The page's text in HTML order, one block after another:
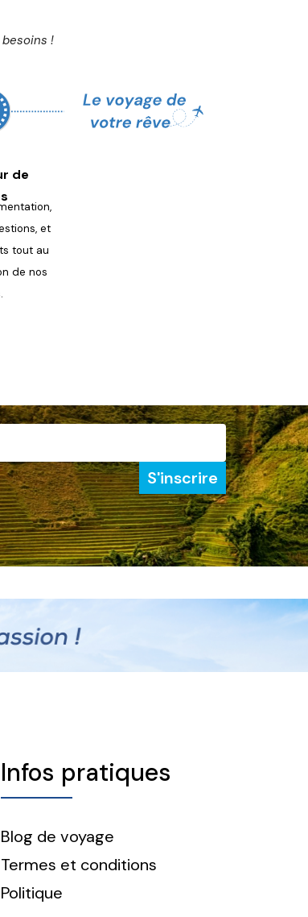
!
de
et
tout au
denos
S'inscrire
Infos pratiques
Blog de voyage
Termes et conditions
Politique